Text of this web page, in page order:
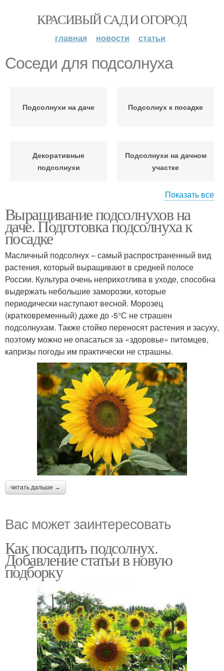
КРАСИВЫЙ САД И ОГОРОД
главная новости статьи
Соседи для подсолнуха
Подсолнухи на даче Подсолнух к посадке
Декоративные
подсолнухи
Подсолнухи на дачном
участке
подсолнух
Подсолнух с чем
Нужные соседи
Показать все
Выращивание подсолнухов на
даче. Подготовка подсолнуха к
посадке
Масличный подсолнух – самый распространенный вид
растения, который выращивают в средней полосе
России. Культура очень неприхотлива в уходе, способна
выдержать небольшие заморозки, которые
периодически наступают весной. Морозец
(кратковременный) даже до -5°С не страшен
подсолнухам. Также стойко переносят растения и засуху,
поэтому можно не опасаться за «здоровье» питомцев,
капризы погоды им практически не страшны.
читать дальше →
Вас может заинтересовать
Как посадить подсолнух.
Добавление статьи в новую
подборку